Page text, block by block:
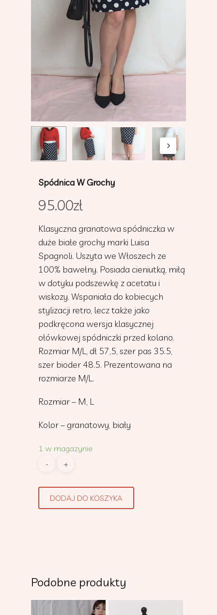
Spódnica W Grochy
95.00zł
Klasyczna granatowa spódniczka w
duże białe grochy marki Luisa
Spagnoli. Uszyta we Włoszech ze
100% bawełny. Posiada cieniutką, miłą
w dotyku podszewkę z acetatu i
wiskozy. Wspaniała do kobiecych
stylizacji retro, lecz także jako
podkręcona wersja klasycznej
ołówkowej spódniczki przed kolano.
Rozmiar M/L, dł 57,5, szer pas 35.5,
szer bioder 48.5. Prezentowana na
rozmiarze M/L.
Rozmiar – M, L
Kolor – granatowy, biały
1 w magazynie
DODAJ DO KOSZYKA
Podobne produkty